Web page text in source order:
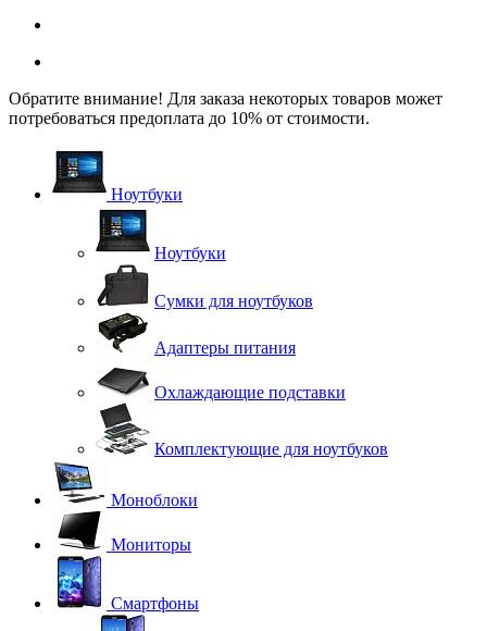
Обратите внимание! Для заказа некоторых товаров может
потребоваться предоплата до 10% от стоимости.
Ноутбуки
Ноутбуки
Сумки для ноутбуков
Адаптеры питания
Охлаждающие подставки
Комплектующие для ноутбуков
Моноблоки
Мониторы
Смартфоны